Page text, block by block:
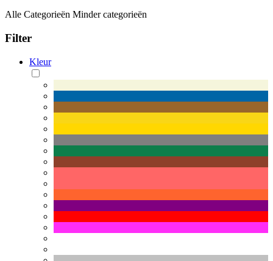
Alle Categorieën Minder categorieën
Filter
Kleur